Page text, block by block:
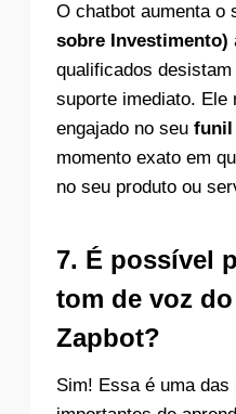
O chatbot aumenta o
sobre Investimento)
qualificados
suporte imediato. Ele
engajado no seu funil
momento exato em
no seu produto ou
7. É possível
tom de voz
Zapbot?
Sim! Essa é uma das